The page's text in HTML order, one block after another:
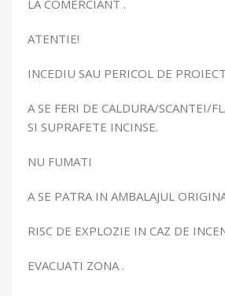
LA COMERCIANT .
ATENTIE!
INCEDIU SAU PERICOL DE
A SE FERI DE CALDURA/SCANTEI/
SI SUPRAFETE INCINSE.
NU FUMATI
A SE PATRA IN AMBALAJUL
RISC DE EXPLOZIE IN CAZ DE
EVACUATI ZONA .